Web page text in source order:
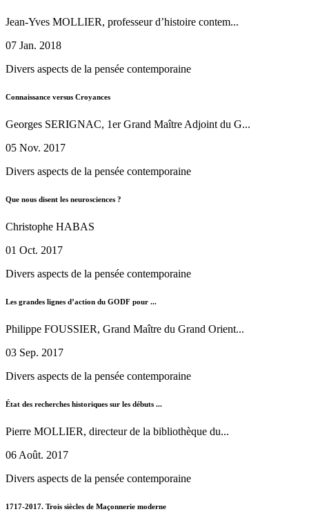
Jean-Yves MOLLIER, professeur d’histoire contem...
07 Jan. 2018
Divers aspects de la pensée contemporaine
Connaissance versus Croyances
Georges SERIGNAC, 1er Grand Maître Adjoint du G...
05 Nov. 2017
Divers aspects de la pensée contemporaine
Que nous disent les neurosciences ?
Christophe HABAS
01 Oct. 2017
Divers aspects de la pensée contemporaine
Les grandes lignes d’action du GODF pour ...
Philippe FOUSSIER, Grand Maître du Grand Orient...
03 Sep. 2017
Divers aspects de la pensée contemporaine
État des recherches historiques sur les débuts ...
Pierre MOLLIER, directeur de la bibliothèque du...
06 Août. 2017
Divers aspects de la pensée contemporaine
1717-2017. Trois siècles de Maçonnerie moderne